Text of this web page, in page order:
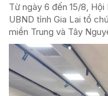
Từ ngày 6 đến 15/8,
UBND tỉnh Gia Lai tổ
miền Trung và Tây